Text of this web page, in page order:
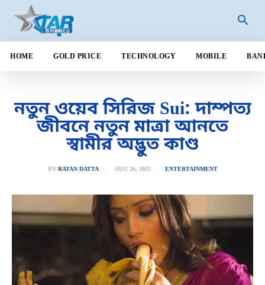
HOME GOLD PRICE TECHNOLOGY MOBILE
নতুন ওয়েব সিরিজ Sui: দাম্পত্য
জীবনে নতুন মাত্রা আনতে
স্বামীর অদ্ভুত কাণ্ড
BY RATAN DATTA AUG 26, 2025 ENTERTAINMENT